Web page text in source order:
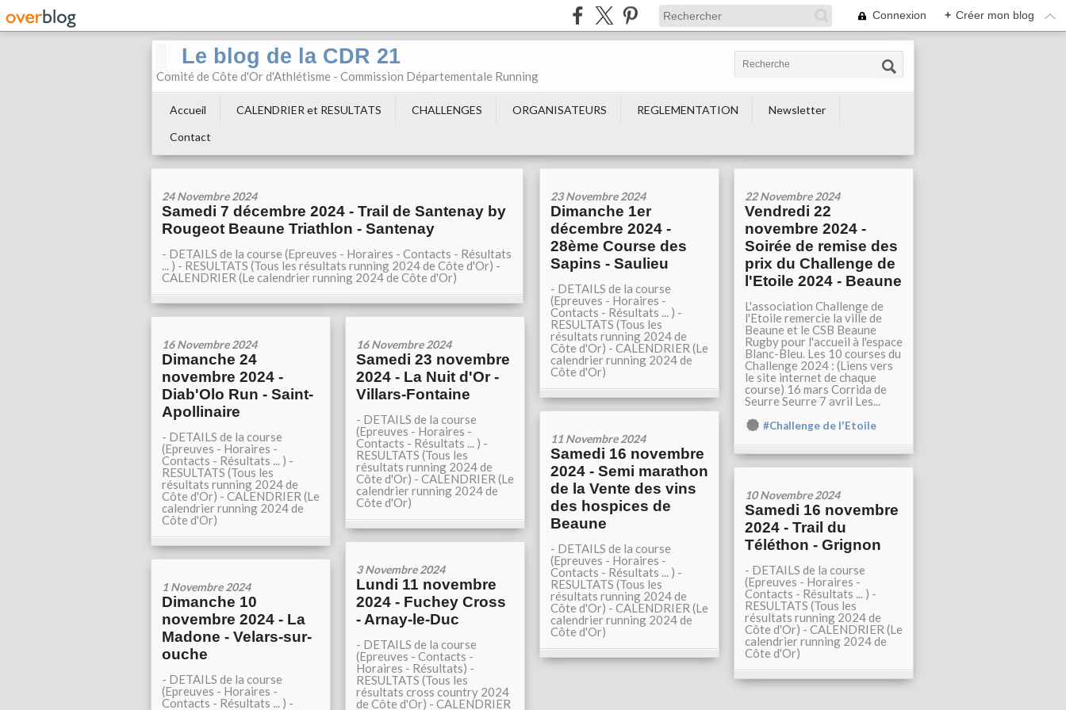
Connexion + Créer mon blog
Le blog de la CDR 21
Comité de Côte d'Or d'Athlétisme - Commission Départementale Running
Accueil CALENDRIER et RESULTATS CHALLENGES ORGANISATEURS REGLEMENTATION
Newsletter
Contact
24 Novembre 2024
Samedi 7 décembre 2024 - Trail de Santenay by
Rougeot Beaune Triathlon - Santenay
- DETAILS de la course (Epreuves - Horaires - Contacts - Résultats
... ) - RESULTATS (Tous les résultats running 2024 de Côte d'Or) -
CALENDRIER (Le calendrier running 2024 de Côte d'Or)
23 Novembre 2024
Dimanche 1er
décembre 2024 -
28ème Course des
Sapins - Saulieu
- DETAILS de la course
(Epreuves - Horaires -
Contacts - Résultats ... ) -
RESULTATS (Tous les
résultats running 2024 de
Côte d'Or) - CALENDRIER (Le
calendrier running 2024 de
Côte d'Or)
22 Novembre 2024
Vendredi 22
novembre 2024 -
Soirée de remise des
prix du Challenge de
l'Etoile 2024 - Beaune
L'association Challenge de
l'Etoile remercie la ville de
Beaune et le CSB Beaune
Rugby pour l'accueil à l'espace
Blanc-Bleu. Les 10 courses du
Challenge 2024 : (Liens vers
le site internet de chaque
course) 16 mars Corrida de
Seurre Seurre 7 avril Les...
#Challenge de l'Etoile
16 Novembre 2024
Dimanche 24
novembre 2024 -
Diab'Olo Run - Saint-
Apollinaire
- DETAILS de la course
(Epreuves - Horaires -
Contacts - Résultats ... ) -
RESULTATS (Tous les
résultats running 2024 de
Côte d'Or) - CALENDRIER (Le
calendrier running 2024 de
Côte d'Or)
16 Novembre 2024
Samedi 23 novembre
2024 - La Nuit d'Or -
Villars-Fontaine
- DETAILS de la course
(Epreuves - Horaires -
Contacts - Résultats ... ) -
RESULTATS (Tous les
résultats running 2024 de
Côte d'Or) - CALENDRIER (Le
calendrier running 2024 de
Côte d'Or)
11 Novembre 2024
Samedi 16 novembre
2024 - Semi marathon
de la Vente des vins
des hospices de
Beaune
- DETAILS de la course
(Epreuves - Horaires -
Contacts - Résultats ... ) -
RESULTATS (Tous les
résultats running 2024 de
Côte d'Or) - CALENDRIER (Le
calendrier running 2024 de
Côte d'Or)
10 Novembre 2024
Samedi 16 novembre
2024 - Trail du
Téléthon - Grignon
- DETAILS de la course
(Epreuves - Horaires -
Contacts - Résultats ... ) -
RESULTATS (Tous les
résultats running 2024 de
Côte d'Or) - CALENDRIER (Le
calendrier running 2024 de
Côte d'Or)
3 Novembre 2024
Lundi 11 novembre
2024 - Fuchey Cross
- Arnay-le-Duc
- DETAILS de la course
(Epreuves - Contacts -
Horaires - Résultats) -
RESULTATS (Tous les
résultats cross country 2024
de Côte d'Or) - CALENDRIER
1 Novembre 2024
Dimanche 10
novembre 2024 - La
Madone - Velars-sur-
ouche
- DETAILS de la course
(Epreuves - Horaires -
Contacts - Résultats ... ) -